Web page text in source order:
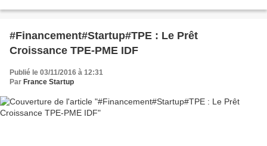
#Financement#Startup#TPE : Le Prêt
Croissance TPE-PME IDF
Publié le 03/11/2016 à 12:31
Par France Startup